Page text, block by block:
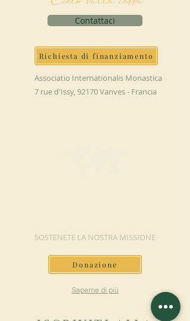
Contattaci
Richiesta di finanziamento
Associatio Internationalis Monastica
7 rue d'Issy, 92170 Vanves - Francia
SOSTENETE LA NOSTRA MISSIONE
Donazione
Saperne di più